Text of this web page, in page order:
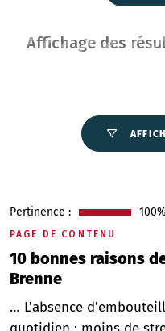
Affichage des
PAGE DE CONTENU
10 bonnes raisons
Brenne
Pertinence : 100%
… L'absence